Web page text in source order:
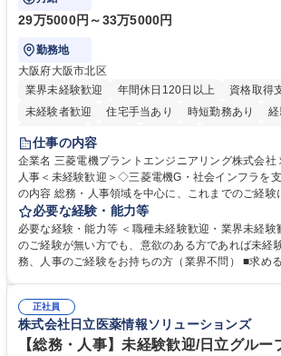
29万5000円～33万5000円
勤務地
大阪府大阪市北区
業界未経験歓迎
年間休日120日以上
資格取得
未経験者歓迎
住宅手当あり 時短勤務あり
退職金あり
駅近5分以内
土日祝休み 服装自由 寮・社宅
仕事の内容
企業名 三菱電機プラントエンジニアリング株式会社 求人名 【大阪】総務
人事＜未経験歓迎＞◇三菱電機G・社会インフラを支え
の内容 総務・人事領域を中心に、これまでのご経験
します。 ＜具体的には＞ ・総務/人事労務（給与・社保・勤怠管理など）
・採用・教育研修 ・福利厚生運用 など ※基本的に
採用や教育等の業務内容により、関西圏以外への日
出張もございます。 ※担当業務を持ちつつ、お互い
必要な経験・能力等
必要な経験・能力等 ＜職種未経験歓迎・業界未経験
のご経験が無い方でも、意欲のある方であれば未経
務、人事のご経験をお持ちの方（業界不問） ■求める人物像：・社内外の
正社員
株式会社日立医薬情報ソリューションズ
【総務・人事】未経験歓迎/日立グルー